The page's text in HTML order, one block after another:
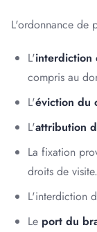
L'ordonnance de
L'interdiction
compris au
L'éviction du
L'attribution
La fixation
droits de visite.
L'interdiction
Le port du